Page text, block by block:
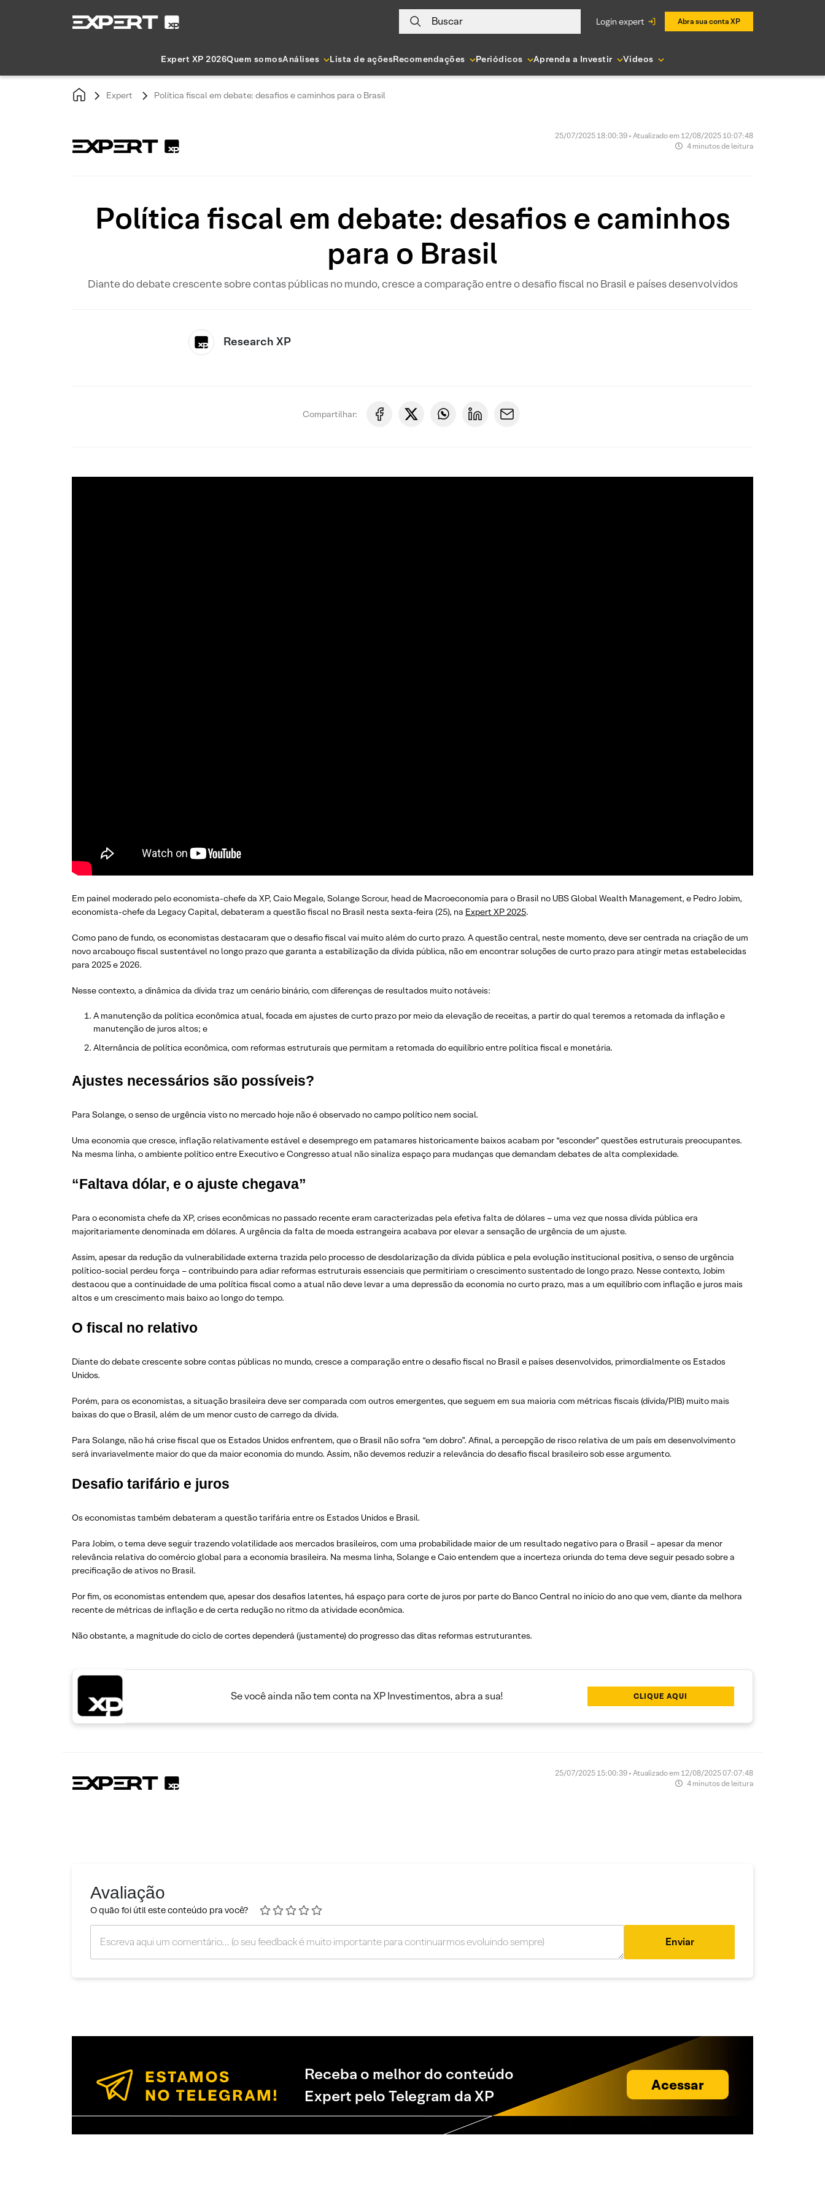
Buscar login expert Abra sua conta XP
Expert XP 2026Quem somosAnálises Lista de açõesRecomendações Periódicos Aprenda a Investir Vídeos
Expert Política fiscal em debate: desafios e caminhos para o Brasil
25/07/2025 18:00:39 • Atualizado em 12/08/2025 10:07:48
4 minutos de leitura
Política fiscal em debate: desafios e caminhos
para o Brasil
Diante do debate crescente sobre contas públicas no mundo, cresce a comparação entre o desafio fiscal no Brasil e países desenvolvidos
Research XP
Compartilhar:
Em painel moderado pelo economista-chefe da XP, Caio Megale, Solange Scrour, head de Macroeconomia para o Brasil no UBS Global Wealth Management, e Pedro Jobim,
economista-chefe da Legacy Capital, debateram a questão fiscal no Brasil nesta sexta-feira (25), na Expert XP 2025.
Como pano de fundo, os economistas destacaram que o desafio fiscal vai muito além do curto prazo. A questão central, neste momento, deve ser centrada na criação de um
novo arcabouço fiscal sustentável no longo prazo que garanta a estabilização da dívida pública, não em encontrar soluções de curto prazo para atingir metas estabelecidas
para 2025 e 2026.
Nesse contexto, a dinâmica da dívida traz um cenário binário, com diferenças de resultados muito notáveis:
A manutenção da política econômica atual, focada em ajustes de curto prazo por meio da elevação de receitas, a partir do qual teremos a retomada da inflação e
manutenção de juros altos; e
Alternância de política econômica, com reformas estruturais que permitam a retomada do equilíbrio entre política fiscal e monetária.
Ajustes necessários são possíveis?
Para Solange, o senso de urgência visto no mercado hoje não é observado no campo político nem social.
Uma economia que cresce, inflação relativamente estável e desemprego em patamares historicamente baixos acabam por “esconder” questões estruturais preocupantes.
Na mesma linha, o ambiente político entre Executivo e Congresso atual não sinaliza espaço para mudanças que demandam debates de alta complexidade.
“Faltava dólar, e o ajuste chegava”
Para o economista chefe da XP, crises econômicas no passado recente eram caracterizadas pela efetiva falta de dólares – uma vez que nossa dívida pública era
majoritariamente denominada em dólares. A urgência da falta de moeda estrangeira acabava por elevar a sensação de urgência de um ajuste.
Assim, apesar da redução da vulnerabilidade externa trazida pelo processo de desdolarização da dívida pública e pela evolução institucional positiva, o senso de urgência
político-social perdeu força – contribuindo para adiar reformas estruturais essenciais que permitiriam o crescimento sustentado de longo prazo. Nesse contexto, Jobim
destacou que a continuidade de uma política fiscal como a atual não deve levar a uma depressão da economia no curto prazo, mas a um equilíbrio com inflação e juros mais
altos e um crescimento mais baixo ao longo do tempo.
O fiscal no relativo
Diante do debate crescente sobre contas públicas no mundo, cresce a comparação entre o desafio fiscal no Brasil e países desenvolvidos, primordialmente os Estados
Unidos.
Porém, para os economistas, a situação brasileira deve ser comparada com outros emergentes, que seguem em sua maioria com métricas fiscais (dívida/PIB) muito mais
baixas do que o Brasil, além de um menor custo de carrego da dívida.
Para Solange, não há crise fiscal que os Estados Unidos enfrentem, que o Brasil não sofra “em dobro”. Afinal, a percepção de risco relativa de um país em desenvolvimento
será invariavelmente maior do que da maior economia do mundo. Assim, não devemos reduzir a relevância do desafio fiscal brasileiro sob esse argumento.
Desafio tarifário e juros
Os economistas também debateram a questão tarifária entre os Estados Unidos e Brasil.
Para Jobim, o tema deve seguir trazendo volatilidade aos mercados brasileiros, com uma probabilidade maior de um resultado negativo para o Brasil – apesar da menor
relevância relativa do comércio global para a economia brasileira. Na mesma linha, Solange e Caio entendem que a incerteza oriunda do tema deve seguir pesado sobre a
precificação de ativos no Brasil.
Por fim, os economistas entendem que, apesar dos desafios latentes, há espaço para corte de juros por parte do Banco Central no início do ano que vem, diante da melhora
recente de métricas de inflação e de certa redução no ritmo da atividade econômica.
Não obstante, a magnitude do ciclo de cortes dependerá (justamente) do progresso das ditas reformas estruturantes.
Se você ainda não tem conta na XP Investimentos, abra a sua! CLIQUE AQUI
25/07/2025 15:00:39 • Atualizado em 12/08/2025 07:07:48
4 minutos de leitura
Avaliação
O quão foi útil este conteúdo pra você?
Enviar
Receba o melhor do conteúdo
Expert pelo Telegram da XP
Acessar